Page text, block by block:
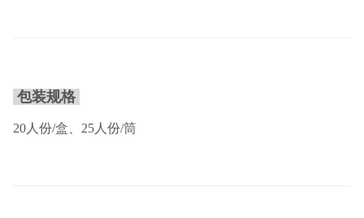
包装规格
20人份/盒、25人份/筒